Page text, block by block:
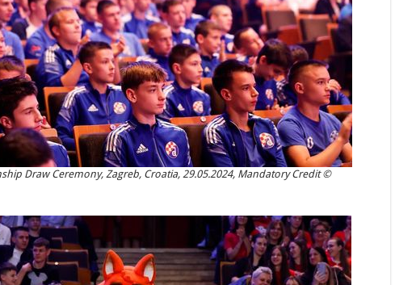
Draw Ceremony, Zagreb, Croatia, 29.05.2024, Mandatory Credit ©